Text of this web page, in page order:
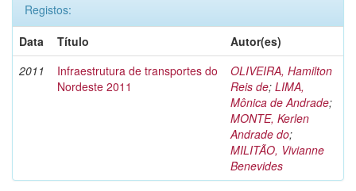
Registos:
Data
Título
Autor(es)
2011
Infraestrutura de transportes do
Nordeste 2011
OLIVEIRA, Hamilton
Reis de; LIMA,
Mônica de Andrade;
MONTE, Kerlen
Andrade do;
MILITÃO, Vivianne
Benevides